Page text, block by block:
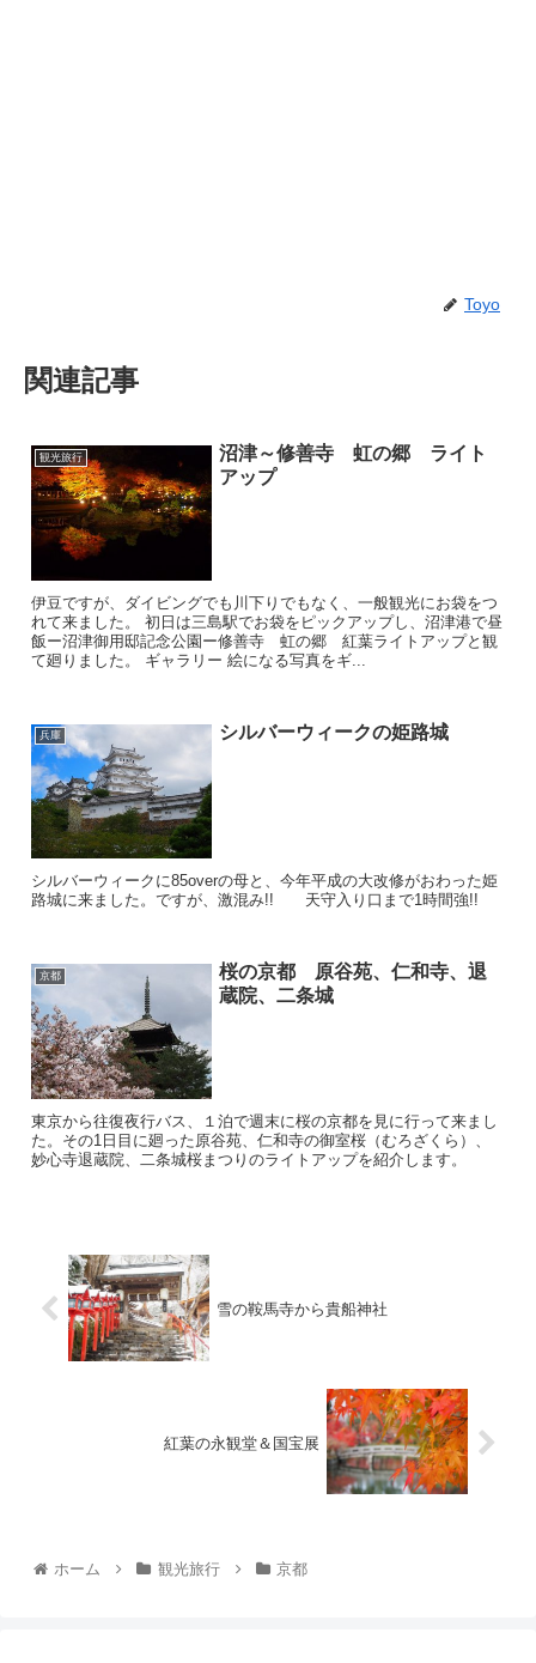
Toyo
関連記事
観光旅行
沼津～修善寺 虹の郷 ライト
アップ
伊豆ですが、ダイビングでも川下りでもなく、一般観光にお袋をつ
れて来ました。 初日は三島駅でお袋をピックアップし、沼津港で昼
飯ー沼津御用邸記念公園ー修善寺 虹の郷 紅葉ライトアップと観
て廻りました。 ギャラリー 絵になる写真をギ...
兵庫 シルバーウィークの姫路城
シルバーウィークに85overの母と、今年平成の大改修がおわった姫
路城に来ました。ですが、激混み!! 天守入り口まで1時間強!!
京都
桜の京都 原谷苑、仁和寺、退
蔵院、二条城
東京から往復夜行バス、１泊で週末に桜の京都を見に行って来まし
た。その1日目に廻った原谷苑、仁和寺の御室桜（むろざくら）、
妙心寺退蔵院、二条城桜まつりのライトアップを紹介します。
雪の鞍馬寺から貴船神社
紅葉の永観堂＆国宝展
ホーム 観光旅行 京都